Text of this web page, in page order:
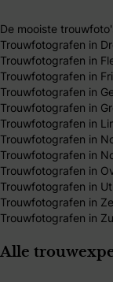
De mooiste
Trouwfotografen in
Trouwfotografen in
Trouwfotografen in
Trouwfotografen in
Trouwfotografen in
Trouwfotografen in
Trouwfotografen in
Trouwfotografen in
Trouwfotografen in
Trouwfotografen in
Trouwfotografen in
Trouwfotografen in
Alle